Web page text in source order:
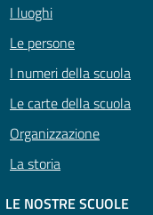
I luoghi
Le persone
I numeri della scuola
Le carte della scuola
Organizzazione
La storia
LE NOSTRE SCUOLE